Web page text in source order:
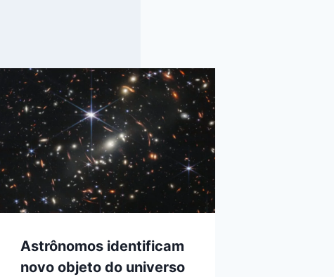
Astrônomos identificam
novo objeto do universo